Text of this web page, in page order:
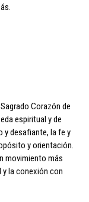
Corazón de
espiritual y de
y desafiante, la fe y
y orientación.
movimiento más
y la conexión con